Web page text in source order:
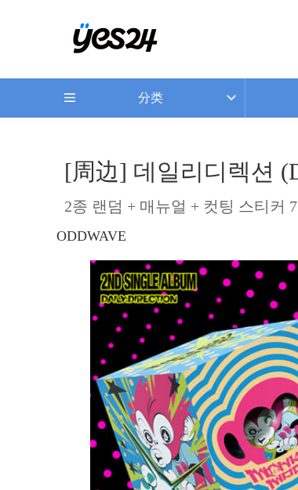
分类
[周边] 데일리디렉션
2종 랜덤 + 매뉴얼 + 컷팅 스티커
ODDWAVE